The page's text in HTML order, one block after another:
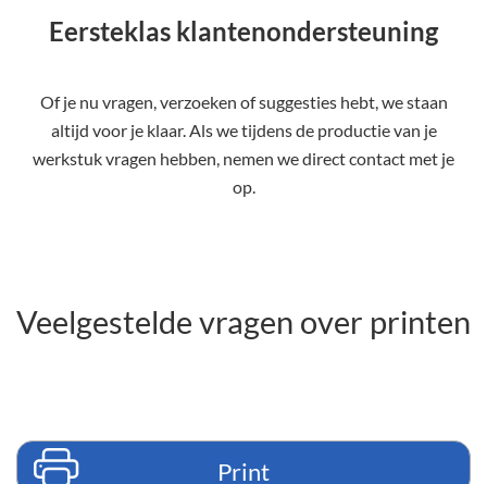
Eersteklas klantenondersteuning
Of je nu vragen, verzoeken of suggesties hebt, we staan
altijd voor je klaar. Als we tijdens de productie van je
werkstuk vragen hebben, nemen we direct contact met je
op.
Veelgestelde vragen over printen
Print